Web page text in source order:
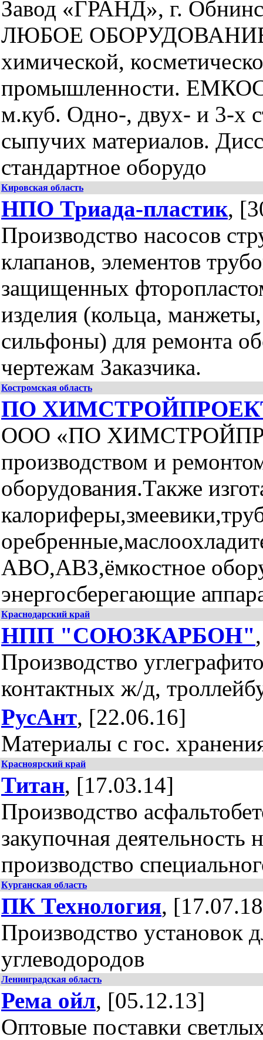
Завод «ГРАНД», г.
ЛЮБОЕ ОБОРУДОВАНИЕ
химической,
промышленности.
м.куб. Одно-, двух- и 3-х
сыпучих материалов.
стандартное оборудо
Кировская область
НПО Триада-пластик,
Производство насосов
клапанов, элементов
защищенных
изделия (кольца,
сильфоны) для ремонта
чертежам Заказчика.
Костромская область
ПО
ООО «ПО
производством и
оборудования.Также
АВО,АВЗ,ёмкостное
энергосберегающие
Краснодарский край
НПП "СОЮЗКАРБОН"
Производство
контактных ж/д,
РусАнт, [22.06.16]
Материалы с гос.
Красноярский край
Титан, [17.03.14]
Производство
закупочная деятельность
производство
Курганская область
ПК Технология,
Производство установок
углеводородов
Ленинградская область
Рема ойл, [05.12.13]
Оптовые поставки